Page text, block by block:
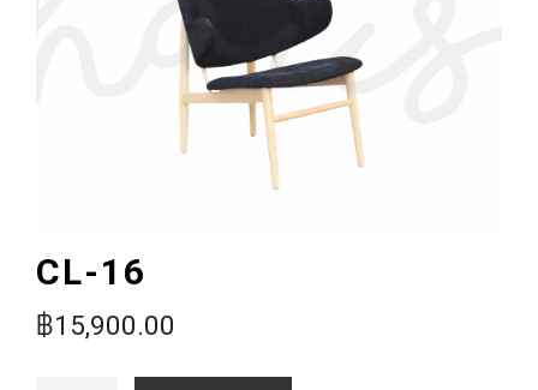
CL-16
฿15,900.00